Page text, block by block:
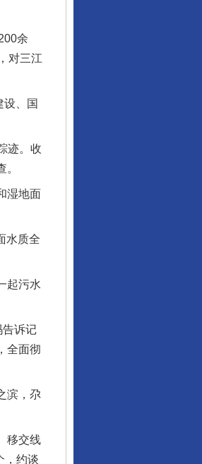
余
对三江
、国
迹。收
湿地面
水质全
起污水
诉记
全面彻
滨，尕
移交线
，约谈